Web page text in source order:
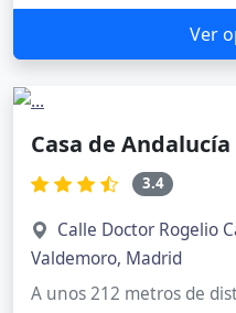
Ver
Casa de
3.4
Calle Doctor Rogelio
Valdemoro, Madrid
A unos 212 metros de